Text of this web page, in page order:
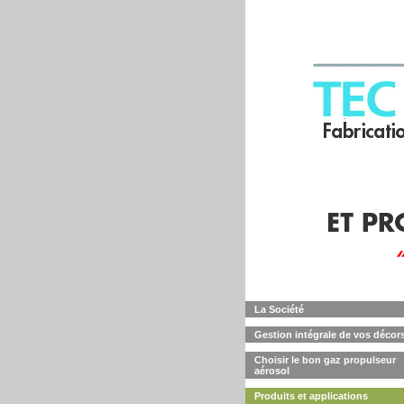
La Société
Gestion intégrale de vos
Choisir le bon gaz propulseur
aérosol
Produits et applications